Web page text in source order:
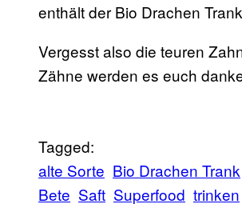
enthält der Bio Drachen
Vergesst also die teuren
Zähne werden es euch
Tagged:
alte Sorte Bio Drachen Trank
Bete Saft Superfood trinken